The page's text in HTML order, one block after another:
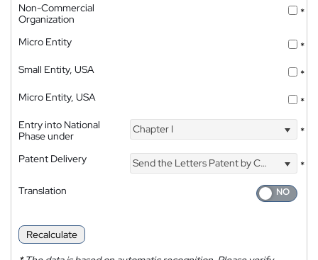
Non-Commercial
Organization
*
Micro Entity
*
Small Entity, USA
*
Micro Entity, USA
*
Entry into National
Phase under
Chapter I *
Patent Delivery Send the Letters Patent by Courier
*
Translation
Recalculate